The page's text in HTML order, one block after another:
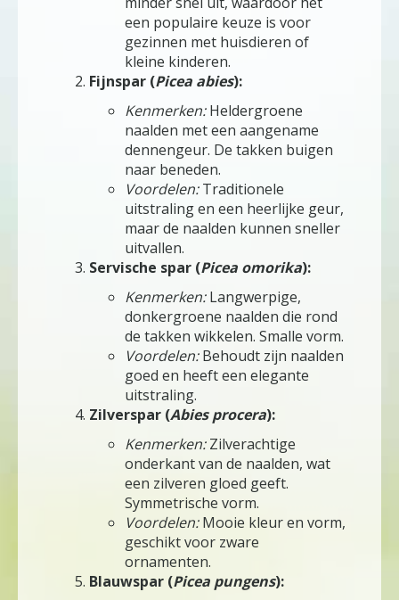
een populaire keuze is voor
gezinnen met huisdieren of
kleine kinderen.
Fijnspar (Picea abies):
Kenmerken:Heldergroene
naalden met een aangename
dennengeur. De takken buigen
naar beneden.
Voordelen:Traditionele
uitstraling en een heerlijke geur,
maar de naalden kunnen sneller
uitvallen.
Servische spar (Picea omorika):
Kenmerken:Langwerpige,
donkergroene naalden die rond
de takken wikkelen. Smalle vorm.
Voordelen:Behoudt zijn naalden
goed en heeft een elegante
uitstraling.
Zilverspar (Abies procera):
Kenmerken:Zilverachtige
onderkant van de naalden, wat
een zilveren gloed geeft.
Symmetrische vorm.
Voordelen:Mooie kleur en vorm,
geschikt voor zware
ornamenten.
Blauwspar (Picea pungens):